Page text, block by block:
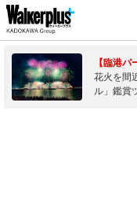
【臨港パ
花火を間
ル」鑑賞